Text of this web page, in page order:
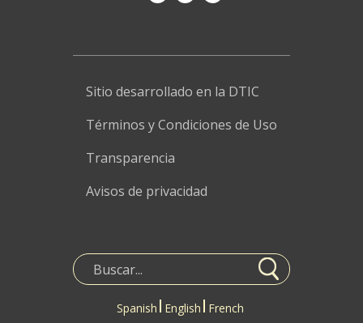
Sitio desarrollado en la DTIC
Términos y Condiciones de Uso
Transparencia
Avisos de privacidad
Spanish English French